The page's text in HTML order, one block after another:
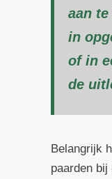
aan
in
of in
de
Belangrijk
paarden bij